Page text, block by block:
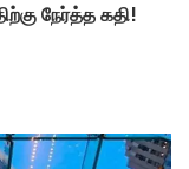
நேர்த்த கதி!